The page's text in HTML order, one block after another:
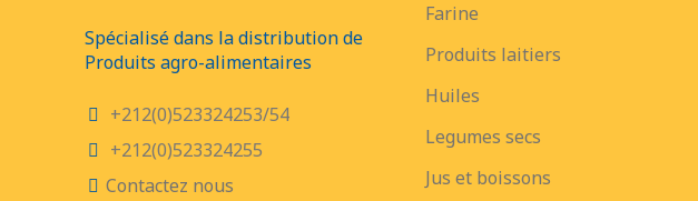
Spécialisé dans la distribution de
Produits agro-alimentaires
+212(0)523324253/54
+212(0)523324255
Contactez nous
Farine
Produits laitiers
Huiles
Legumes secs
Jus et boissons